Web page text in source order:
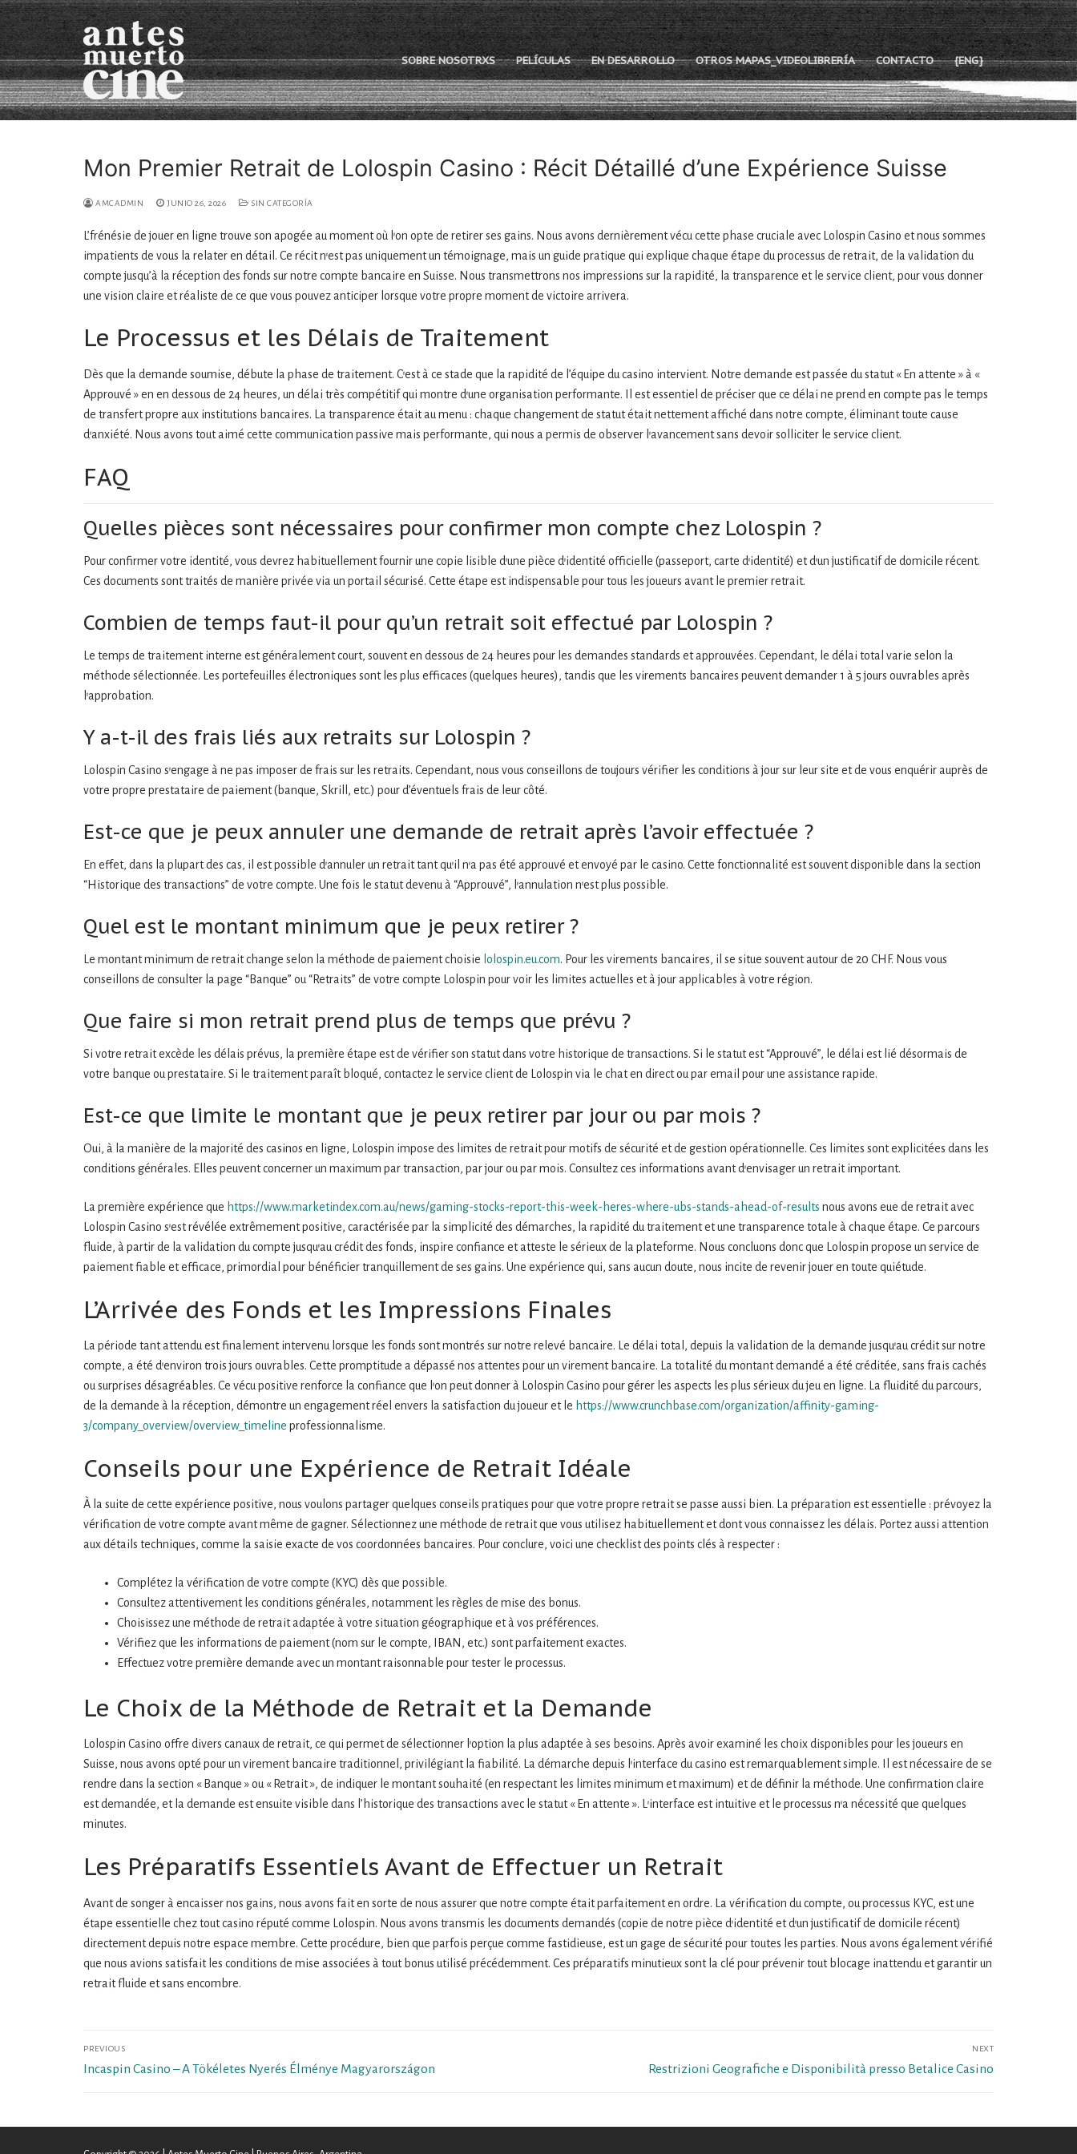
Ir
al
contenido
SOBRE NOSOTRXS PELÍCULAS EN DESARROLLO OTROS MAPAS_VIDEOLIBRERÍA CONTACTO {ENG}
En desarrollo
Otros mapas_Videolibrería
Contacto
Mon Premier Retrait de Lolospin Casino : Récit Détaillé d’une Expérience Suisse
AMCADMIN JUNIO 26, 2026 SIN CATEGORÍA
L’frénésie de jouer en ligne trouve son apogée au moment où l’on opte de retirer ses gains. Nous avons dernièrement vécu cette phase cruciale avec Lolospin Casino et nous sommes
impatients de vous la relater en détail. Ce récit n’est pas uniquement un témoignage, mais un guide pratique qui explique chaque étape du processus de retrait, de la validation du
compte jusqu’à la réception des fonds sur notre compte bancaire en Suisse. Nous transmettrons nos impressions sur la rapidité, la transparence et le service client, pour vous donner
une vision claire et réaliste de ce que vous pouvez anticiper lorsque votre propre moment de victoire arrivera.
Le Processus et les Délais de Traitement
Dès que la demande soumise, débute la phase de traitement. C’est à ce stade que la rapidité de l’équipe du casino intervient. Notre demande est passée du statut « En attente » à «
Approuvé » en en dessous de 24 heures, un délai très compétitif qui montre d’une organisation performante. Il est essentiel de préciser que ce délai ne prend en compte pas le temps
de transfert propre aux institutions bancaires. La transparence était au menu : chaque changement de statut était nettement affiché dans notre compte, éliminant toute cause
d’anxiété. Nous avons tout aimé cette communication passive mais performante, qui nous a permis de observer l’avancement sans devoir solliciter le service client.
FAQ
Quelles pièces sont nécessaires pour confirmer mon compte chez Lolospin ?
Pour confirmer votre identité, vous devrez habituellement fournir une copie lisible d’une pièce d’identité officielle (passeport, carte d’identité) et d’un justificatif de domicile récent.
Ces documents sont traités de manière privée via un portail sécurisé. Cette étape est indispensable pour tous les joueurs avant le premier retrait.
Combien de temps faut-il pour qu’un retrait soit effectué par Lolospin ?
Le temps de traitement interne est généralement court, souvent en dessous de 24 heures pour les demandes standards et approuvées. Cependant, le délai total varie selon la
méthode sélectionnée. Les portefeuilles électroniques sont les plus efficaces (quelques heures), tandis que les virements bancaires peuvent demander 1 à 5 jours ouvrables après
l’approbation.
Y a-t-il des frais liés aux retraits sur Lolospin ?
Lolospin Casino s’engage à ne pas imposer de frais sur les retraits. Cependant, nous vous conseillons de toujours vérifier les conditions à jour sur leur site et de vous enquérir auprès de
votre propre prestataire de paiement (banque, Skrill, etc.) pour d’éventuels frais de leur côté.
Est-ce que je peux annuler une demande de retrait après l’avoir effectuée ?
En effet, dans la plupart des cas, il est possible d’annuler un retrait tant qu’il n’a pas été approuvé et envoyé par le casino. Cette fonctionnalité est souvent disponible dans la section
“Historique des transactions” de votre compte. Une fois le statut devenu à “Approuvé”, l’annulation n’est plus possible.
Quel est le montant minimum que je peux retirer ?
Le montant minimum de retrait change selon la méthode de paiement choisie lolospin.eu.com. Pour les virements bancaires, il se situe souvent autour de 20 CHF. Nous vous
conseillons de consulter la page “Banque” ou “Retraits” de votre compte Lolospin pour voir les limites actuelles et à jour applicables à votre région.
Que faire si mon retrait prend plus de temps que prévu ?
Si votre retrait excède les délais prévus, la première étape est de vérifier son statut dans votre historique de transactions. Si le statut est “Approuvé”, le délai est lié désormais de
votre banque ou prestataire. Si le traitement paraît bloqué, contactez le service client de Lolospin via le chat en direct ou par email pour une assistance rapide.
Est-ce que limite le montant que je peux retirer par jour ou par mois ?
Oui, à la manière de la majorité des casinos en ligne, Lolospin impose des limites de retrait pour motifs de sécurité et de gestion opérationnelle. Ces limites sont explicitées dans les
conditions générales. Elles peuvent concerner un maximum par transaction, par jour ou par mois. Consultez ces informations avant d’envisager un retrait important.
La première expérience que https://www.marketindex.com.au/news/gaming-stocks-report-this-week-heres-where-ubs-stands-ahead-of-results nous avons eue de retrait avec
Lolospin Casino s’est révélée extrêmement positive, caractérisée par la simplicité des démarches, la rapidité du traitement et une transparence totale à chaque étape. Ce parcours
fluide, à partir de la validation du compte jusqu’au crédit des fonds, inspire confiance et atteste le sérieux de la plateforme. Nous concluons donc que Lolospin propose un service de
paiement fiable et efficace, primordial pour bénéficier tranquillement de ses gains. Une expérience qui, sans aucun doute, nous incite de revenir jouer en toute quiétude.
L’Arrivée des Fonds et les Impressions Finales
La période tant attendu est finalement intervenu lorsque les fonds sont montrés sur notre relevé bancaire. Le délai total, depuis la validation de la demande jusqu’au crédit sur notre
compte, a été d’environ trois jours ouvrables. Cette promptitude a dépassé nos attentes pour un virement bancaire. La totalité du montant demandé a été créditée, sans frais cachés
ou surprises désagréables. Ce vécu positive renforce la confiance que l’on peut donner à Lolospin Casino pour gérer les aspects les plus sérieux du jeu en ligne. La fluidité du parcours,
de la demande à la réception, démontre un engagement réel envers la satisfaction du joueur et le https://www.crunchbase.com/organization/affinity-gaming-
3/company_overview/overview_timeline professionnalisme.
Conseils pour une Expérience de Retrait Idéale
À la suite de cette expérience positive, nous voulons partager quelques conseils pratiques pour que votre propre retrait se passe aussi bien. La préparation est essentielle : prévoyez la
vérification de votre compte avant même de gagner. Sélectionnez une méthode de retrait que vous utilisez habituellement et dont vous connaissez les délais. Portez aussi attention
aux détails techniques, comme la saisie exacte de vos coordonnées bancaires. Pour conclure, voici une checklist des points clés à respecter :
Complétez la vérification de votre compte (KYC) dès que possible.
Consultez attentivement les conditions générales, notamment les règles de mise des bonus.
Choisissez une méthode de retrait adaptée à votre situation géographique et à vos préférences.
Vérifiez que les informations de paiement (nom sur le compte, IBAN, etc.) sont parfaitement exactes.
Effectuez votre première demande avec un montant raisonnable pour tester le processus.
Le Choix de la Méthode de Retrait et la Demande
Lolospin Casino offre divers canaux de retrait, ce qui permet de sélectionner l’option la plus adaptée à ses besoins. Après avoir examiné les choix disponibles pour les joueurs en
Suisse, nous avons opté pour un virement bancaire traditionnel, privilégiant la fiabilité. La démarche depuis l’interface du casino est remarquablement simple. Il est nécessaire de se
rendre dans la section « Banque » ou « Retrait », de indiquer le montant souhaité (en respectant les limites minimum et maximum) et de définir la méthode. Une confirmation claire
est demandée, et la demande est ensuite visible dans l’historique des transactions avec le statut « En attente ». L’interface est intuitive et le processus n’a nécessité que quelques
minutes.
Les Préparatifs Essentiels Avant de Effectuer un Retrait
Avant de songer à encaisser nos gains, nous avons fait en sorte de nous assurer que notre compte était parfaitement en ordre. La vérification du compte, ou processus KYC, est une
étape essentielle chez tout casino réputé comme Lolospin. Nous avons transmis les documents demandés (copie de notre pièce d’identité et d’un justificatif de domicile récent)
directement depuis notre espace membre. Cette procédure, bien que parfois perçue comme fastidieuse, est un gage de sécurité pour toutes les parties. Nous avons également vérifié
que nous avions satisfait les conditions de mise associées à tout bonus utilisé précédemment. Ces préparatifs minutieux sont la clé pour prévenir tout blocage inattendu et garantir un
retrait fluide et sans encombre.
Navegación
de
PREVIOUS
Previous
Incaspin Casino – A Tökéletes Nyerés Élménye Magyarországon
NEXT
Next
Restrizioni Geografiche e Disponibilità presso Betalice Casino